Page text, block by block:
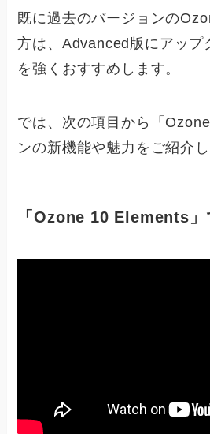
既に過去のバージョンの
方は、Advanced版にアップ
を強くおすすめします。
では、次の項目から「
ンの新機能や魅力をご紹介し
「Ozone 10 Elements」